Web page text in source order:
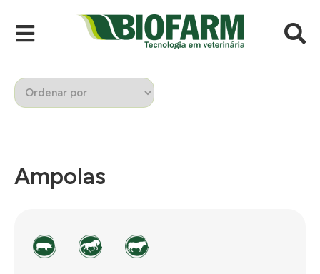
Ampolas